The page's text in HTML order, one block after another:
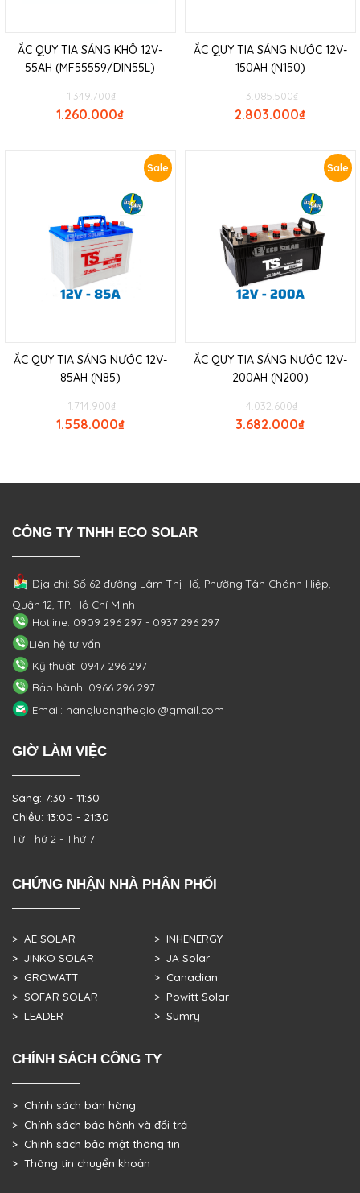
ẮC QUY TIA SÁNG KHÔ 12V-
55AH (MF55559/DIN55L)
₫
1.349.700
₫
1.260.000
ẮC QUY TIA SÁNG NƯỚC 12V-
150AH (N150)
₫
3.085.500
₫
2.803.000
Sale
ẮC QUY TIA SÁNG NƯỚC 12V-
85AH (N85)
₫
1.714.900
₫
1.558.000
Sale
ẮC QUY TIA SÁNG NƯỚC 12V-
200AH (N200)
₫
4.032.600
₫
3.682.000
CÔNG TY TNHH ECO SOLAR
Địa chỉ: Số 62 đường Lâm Thị Hố, PhườngTân Chánh Hiệp,
Quận 12, TP. Hồ Chí Minh
Hotline: 0909 296 297 - 0937 296 297
Liên hệ tư vấn
Kỹ thuật: 0947 296 297
Bảo hành: 0966 296 297
Email: nangluongthegioi@gmail.com
GIỜ LÀM VIỆC
Sáng: 7:30 - 11:30
Chiều: 13:00 - 21:30
Từ Thứ 2 - Thứ 7
CHỨNG NHẬN NHÀ PHÂN PHỐI
> AE SOLAR
> JINKO SOLAR
> GROWATT
> SOFAR SOLAR
> LEADER
> INHENERGY
> JA Solar
> Canadian
> Powitt Solar
> Sumry
CHÍNH SÁCH CÔNG TY
> Chính sách bán hàng
> Chính sách bảo hành và đổi trả
> Chính sách bảo mật thông tin
> Thông tin chuyển khoản